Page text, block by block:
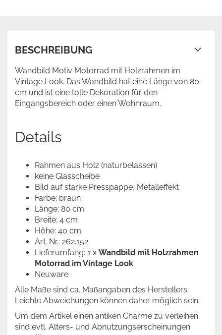
BESCHREIBUNG
Wandbild Motiv Motorrad mit Holzrahmen im
Vintage Look. Das Wandbild hat eine Länge von 80
cm und ist eine tolle Dekoration für den
Eingangsbereich oder einen Wohnraum.
Details
Rahmen aus Holz (naturbelassen)
keine Glasscheibe
Bild auf starke Presspappe, Metalleffekt
Farbe: braun
Länge: 80 cm
Breite: 4 cm
Höhe: 40 cm
Art. Nr.: 262.152
Lieferumfang: 1 x Wandbild mit Holzrahmen
Motorrad im Vintage Look
Neuware
Alle Maße sind ca. Maßangaben des Herstellers.
Leichte Abweichungen können daher möglich sein.
Um dem Artikel einen antiken Charme zu verleihen
sind evtl. Alters- und Abnutzungserscheinungen